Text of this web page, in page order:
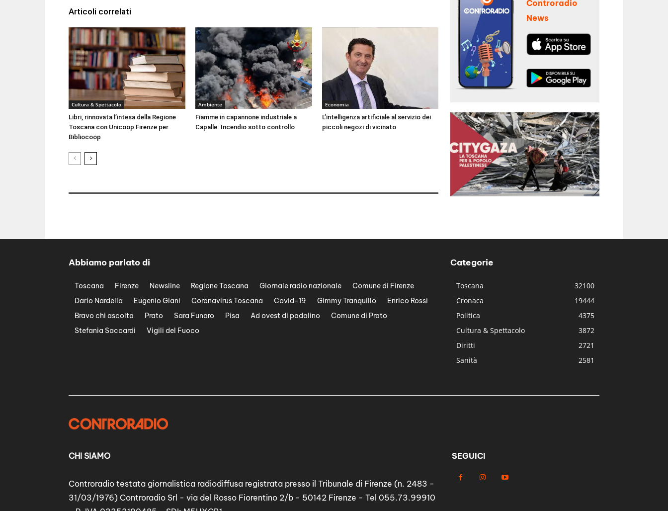
Articoli correlati
Cultura & Spettacolo
Libri, rinnovata l’intesa della Regione
Toscana con Unicoop Firenze per
Bibliocoop
Ambiente
Fiamme in capannone industriale a
Capalle. Incendio sotto controllo
Economia
L’intelligenza artificiale al servizio dei
piccoli negozi di vicinato
Controradio
News
Abbiamo parlato di
Toscana Firenze Newsline Regione Toscana Giornale radio nazionale
Comune di Firenze
Dario Nardella
Eugenio Giani Coronavirus Toscana Covid-19 Gimmy Tranquillo
Enrico Rossi
Bravo chi ascolta
Prato Sara Funaro Pisa Ad ovest di padalino
Comune di Prato
Stefania Saccardi
Vigili del Fuoco
Categorie
Toscana
32100
Cronaca
19444
Politica
4375
Cultura & Spettacolo
3872
Diritti
2721
Sanità
2581
CHI SIAMO
Controradio testata giornalistica radiodiffusa registrata presso il Tribunale di Firenze (n. 2483 -
31/03/1976) Controradio Srl - via del Rosso Fiorentino 2/b - 50142 Firenze - Tel 055.73.99910
SEGUICI